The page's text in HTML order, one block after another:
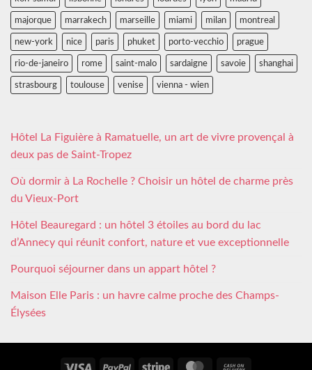
majorque marrakech marseille miami milan montreal
new-york nice paris phuket porto-vecchio prague
rio-de-janeiro rome saint-malo sardaigne savoie shanghai
strasbourg toulouse venise vienna - wien
Hôtel La Figuière à Ramatuelle, un art de vivre provençal à
deux pas de Saint-Tropez
Où dormir à La Rochelle ? Choisir un hôtel de charme près
du Vieux-Port
Hôtel Beauregard : un hôtel 3 étoiles au bord du lac
d’Annecy qui réunit confort, nature et vue exceptionnelle
Pourquoi séjourner dans un appart hôtel ?
Maison Elle Paris : un havre calme proche des Champs-
Élysées
Visa PayPal Stripe MasterCard